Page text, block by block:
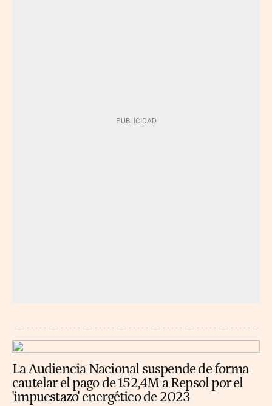
La Audiencia Nacional suspende de forma
cautelar el pago de 152,4M a Repsol por el
'impuestazo' energético de 2023